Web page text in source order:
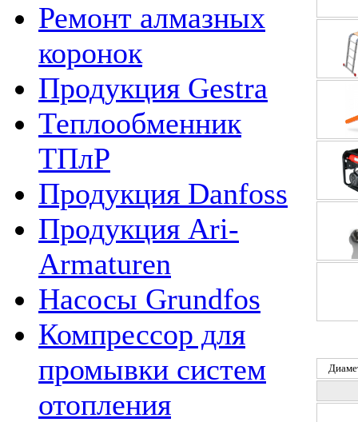
Ремонт алмазных
коронок
Продукция Gestra
Теплообменник
ТПлР
Продукция Danfoss
Продукция Ari-
Armaturen
Насосы Grundfos
Компрессор для
промывки систем
отопления